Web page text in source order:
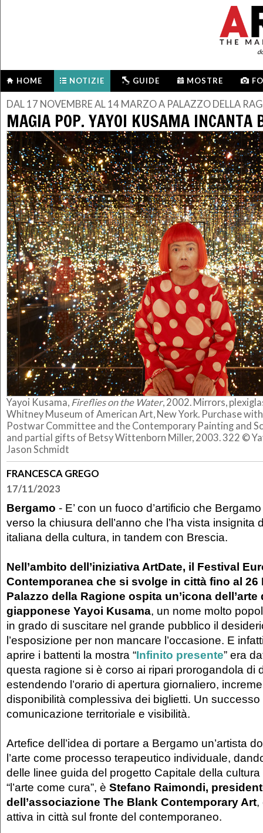
HOME NOTIZIE GUIDE MOSTRE
DAL 17 NOVEMBRE AL 14 MARZO A PALAZZO DELLA
MAGIA POP. YAYOI KUSAMA INCANTA
Yayoi Kusama, Fireflies on the Water, 2002. Mirrors,
Whitney Museum of American Art, New York. Purchase
Postwar Committee and the Contemporary Painting and
and partial gifts of Betsy Wittenborn Miller, 2003. 322 ©
Jason Schmidt
FRANCESCA GREGO
17/11/2023
Bergamo - E’ con un fuoco d’artificio che
verso la chiusura dell’anno che l’ha vista insignita
italiana della cultura, in tandem con Brescia.
Nell’ambito dell’iniziativa ArtDate, il Festival
Contemporanea che si svolge in città fino al 26
Palazzo della Ragione ospita un’icona dell’arte
giapponese Yayoi Kusama, un nome molto
in grado di suscitare nel grande pubblico il
l’esposizione per non mancare l’occasione. E
aprire i battenti la mostra “Infinito presente” era
questa ragione si è corso ai ripari prorogandola di
estendendo l’orario di apertura giornaliero,
disponibilità complessiva dei biglietti. Un successo
comunicazione territoriale e visibilità.
Artefice dell’idea di portare a Bergamo un’artista
l’arte come processo terapeutico individuale,
delle linee guida del progetto Capitale della
“l’arte come cura”, è Stefano Raimondi,
dell’associazione The Blank Contemporary Art,
attiva in città sul fronte del contemporaneo.